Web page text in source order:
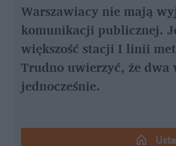
Warszawiacy nie mają
komunikacji publicznej.
większość stacji I linii
Trudno uwierzyć, że dwa
jednocześnie.